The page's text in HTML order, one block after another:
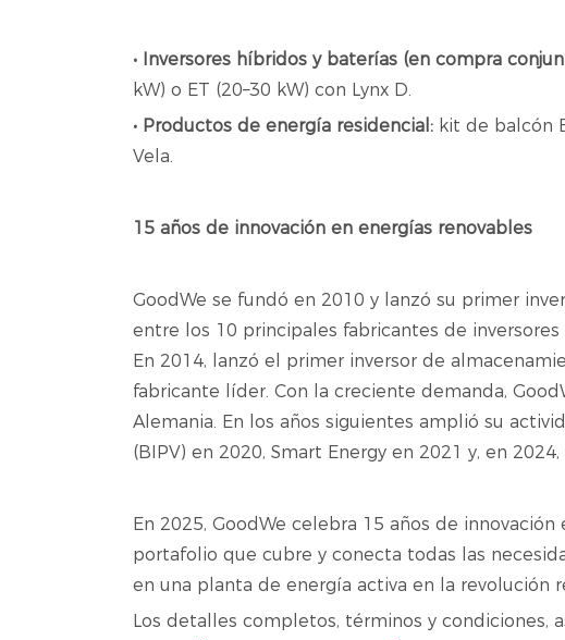
• Inversores híbridos y baterías (en compra
kW) o ET (20–30 kW) con Lynx D.
• Productos de energía residencial: kit de balcón
Vela.
15 años de innovación en energías renovables
GoodWe se fundó en 2010 y lanzó su primer
entre los 10 principales fabricantes de
En 2014, lanzó el primer inversor de
fabricante líder. Con la creciente demanda,
Alemania. En los años siguientes amplió su
(BIPV) en 2020, Smart Energy en 2021 y, en
En 2025, GoodWe celebra 15 años de
portafolio que cubre y conecta todas las
en una planta de energía activa en la revolución
Los detalles completos, términos y